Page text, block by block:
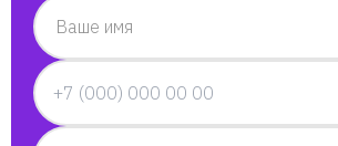
Ваше имя